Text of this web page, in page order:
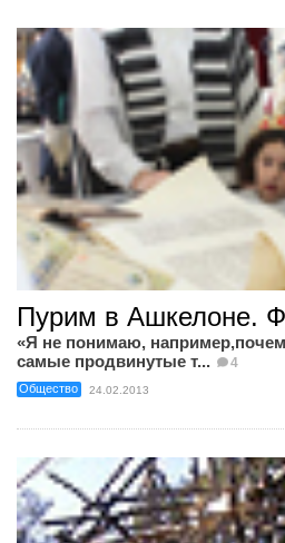
Пурим в Ашкелоне.
«Я не понимаю,
самые продвинутые т...
4
Общество 24.02.2013